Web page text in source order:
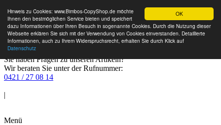
OK
Hinweis zu Cookies: www.Bimbos-CopyShop.de möchte
Ihnen den bestmöglichen Service bieten und speichert
dazu Informationen über Ihren Besuch in sogenannte Cookies. Durch die Nutzung dieser
Webseite erklären Sie sich mit der Verwendung von Cookies einverstanden. Detaillierte
Informationen, auch zu Ihrem Widerspruchsrecht, erhalten Sie durch Klick auf
Datenschutz
Sie haben Fragen zu unseren Artikeln?
Wir beraten Sie unter der Rufnummer:
0421 / 27 08 14
|
Menü